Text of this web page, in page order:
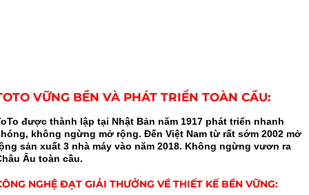
VỮNG BỀN VÀ PHÁT TRIỂN TOÀN CẦU:
được thành lập tại Nhật Bản năm 1917 phát triển nhanh
không ngừng mở rộng. Đến Việt Nam từ rất sớm 2002 mở
sản xuất 3 nhà máy vào năm 2018. Không ngừng vươn ra
Âu toàn cầu.
NGHỆ ĐẠT GIẢI THƯỞNG VỀ THIẾT KẾ BỀN VỮNG: